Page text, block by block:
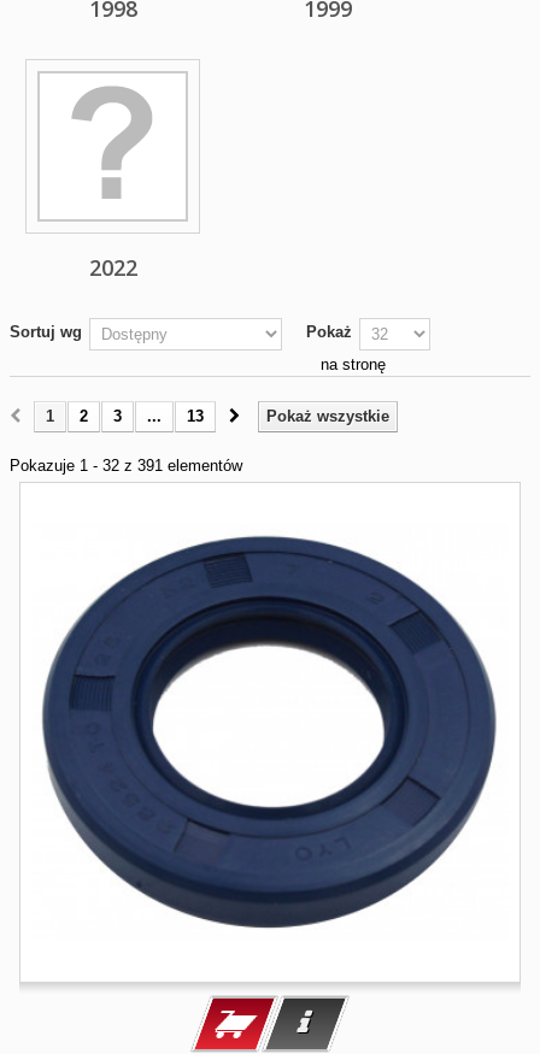
1998 1999
2022
Sortuj wg
Pokaż
na stronę
Pokaż wszystkie
1 2 3 ... 13
Pokazuje 1 - 32 z 391 elementów